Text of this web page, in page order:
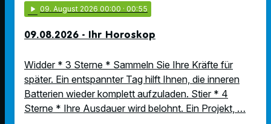
play_arrow 09. August 2026 00:00 · 00:55
09.08.2026 - Ihr Horoskop
Widder * 3 Sterne * Sammeln Sie Ihre Kräfte für
später. Ein entspannter Tag hilft Ihnen, die inneren
Batterien wieder komplett aufzuladen. Stier * 4
Sterne * Ihre Ausdauer wird belohnt. Ein Projekt, …